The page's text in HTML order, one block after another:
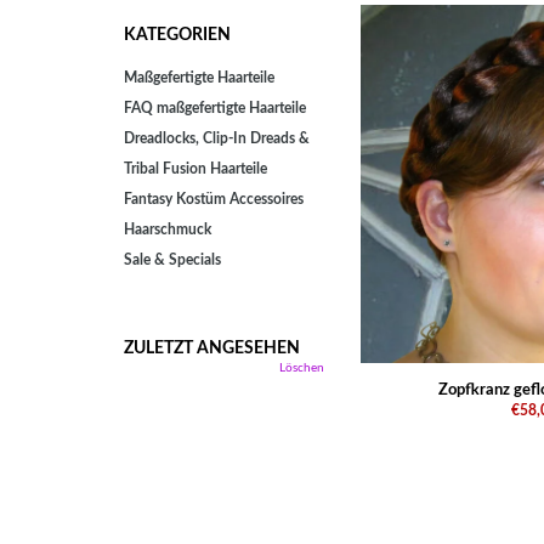
KATEGORIEN
Maßgefertigte Haarteile
FAQ maßgefertigte Haarteile
Dreadlocks, Clip-In Dreads &
Tribal Fusion Haarteile
Fantasy Kostüm Accessoires
Haarschmuck
Sale & Specials
ZULETZT ANGESEHEN
Löschen
Zopfkranz